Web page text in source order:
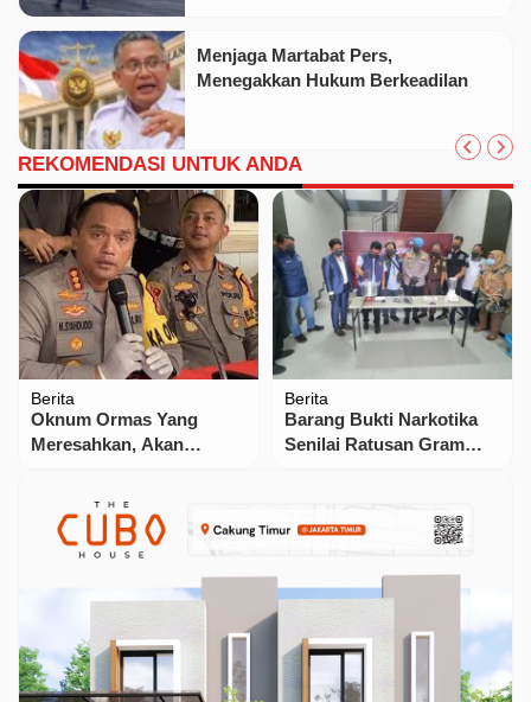
Menjaga Martabat Pers,
Menegakkan Hukum Berkeadilan
REKOMENDASI UNTUK ANDA
Berita
Oknum Ormas Yang
Meresahkan, Akan
Berita
Barang Bukti Narkotika
Senilai Ratusan Gram